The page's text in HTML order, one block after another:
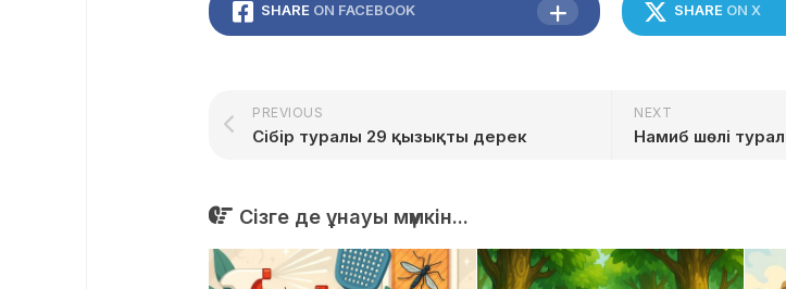
SHARE ON FACEBOOK SHARE ON X
NEXT
Намиб шөлі
PREVIOUS
Сібір туралы 29 қызықты дерек
Сізге де ұнауы мүмкін...